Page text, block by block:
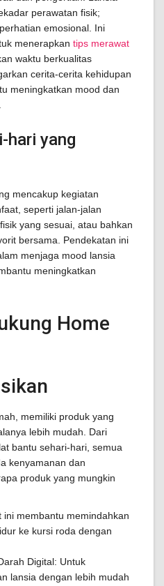
perawatan fisik;
emosional. Ini
menerapkan tips merawat
waktu berkualitas
cerita-cerita kehidupan
meningkatkan mood dan
hari yang
mencakup kegiatan
seperti jalan-jalan
yang sesuai, atau bahkan
bersama. Pendekatan ini
menjaga mood lansia
meningkatkan
Home
memiliki produk yang
lebih mudah. Dari
bantu sehari-hari, semua
kenyamanan dan
produk yang mungkin
ini membantu memindahkan
ke kursi roda dengan
Digital: Untuk
lansia dengan lebih mudah